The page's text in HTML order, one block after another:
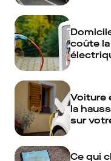
coûte
Voiture
la
sur
Ce qui